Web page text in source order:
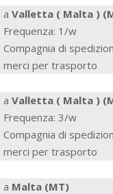
a Valletta ( Malta )
Frequenza: 1/w
Compagnia di
merci per trasporto
a Valletta ( Malta )
Frequenza: 3/w
Compagnia di
merci per trasporto
a Malta (MT)